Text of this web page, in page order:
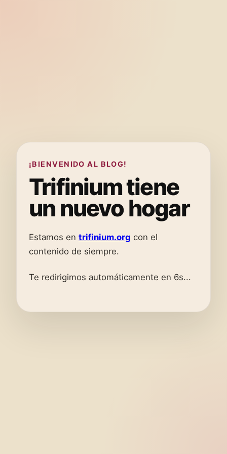
¡BIENVENIDO AL BLOG!
Trifinium tiene
un nuevo hogar
Estamos en trifinium.org con el
contenido de siempre.
Te redirigimos automáticamente en 6s...